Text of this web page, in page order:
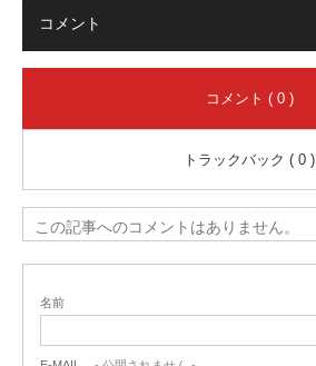
コメント
コメント ( 0 )
トラックバック ( 0 )
この記事へのコメントはありません。
名前